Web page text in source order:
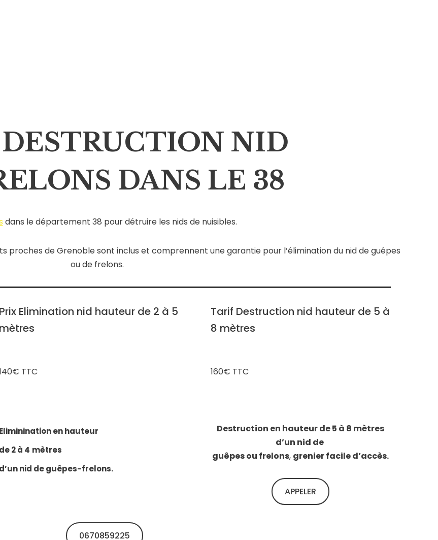
NID
DANS LE 38
dans le département 38 pour détruire les nids de nuisibles.
proches de Grenoble sont inclus et comprennent une garantie pour l’élimination du nid de guêpes
ou de frelons.
Prix Elimination nid hauteur de 2 à 5
mètres
TTC
Eliminination en hauteur
de 2 à 4 mètres
d’un nid de guêpes-frelons.
0670859225
Tarif Destruction nid hauteur de 5 à
8 mètres
160€ TTC
Destruction en hauteur de 5 à 8 mètres
d’un nid de
guêpes ou frelons, grenier facile d’accès.
APPELER